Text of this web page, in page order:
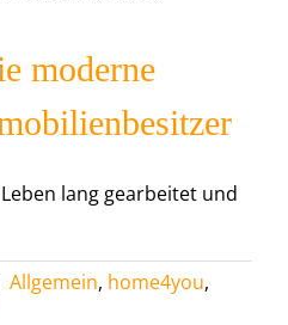
moderne
lang gearbeitet und
Allgemein, home4you,